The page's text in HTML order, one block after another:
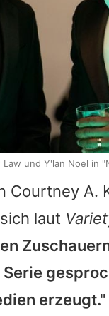
Courtney A.
laut
erzeugt."
und Y'lan Noel in